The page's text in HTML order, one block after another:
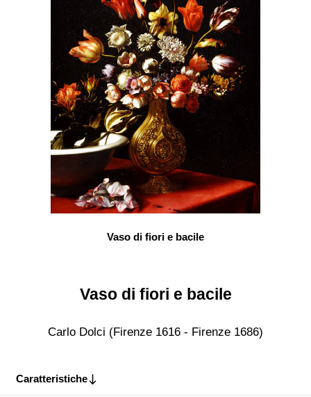
Vaso di fiori e bacile
Vaso di fiori e bacile
Carlo Dolci (Firenze 1616 - Firenze 1686)
Caratteristiche